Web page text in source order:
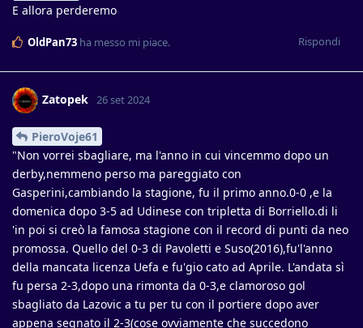
E allora perderemo
Rispondi
OldPan73 ha messo mi piace.
Zatopek 26 set 2024
PieroVoje61
"Non vorrei sbagliare, ma l'anno in cui vincemmo dopo un
derby,nemmeno perso ma pareggiato con
Gasperini,cambiando la stagione, fu il primo anno.0-0 ,e la
domenica dopo 3-5 ad Udinese con tripletta di Borriello.di li
'in poi si creò la famosa stagione con il record di punti da neo
promossa. Quello del 0-3 di Pavoletti e Suso(2016),fu'l'anno
della mancata licenza Uefa e fu'gio cato ad Aprile. L'andata sì
fu persa 2-3,dopo una rimonta da 0-3,e clamoroso gol
sbagliato da Lazovic a tu per tu con il portiere dopo aver
appena segnato il 2-3(cose ovviamente che succedono